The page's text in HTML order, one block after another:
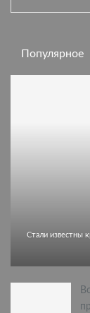
Популярное
Стали известны